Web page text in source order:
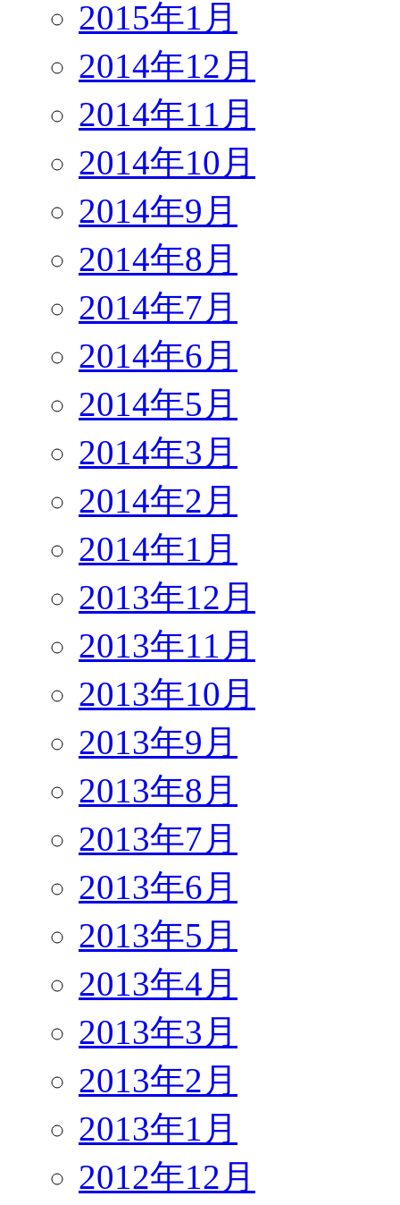
2015年1月
2014年12月
2014年11月
2014年10月
2014年9月
2014年8月
2014年7月
2014年6月
2014年5月
2014年3月
2014年2月
2014年1月
2013年12月
2013年11月
2013年10月
2013年9月
2013年8月
2013年7月
2013年6月
2013年5月
2013年4月
2013年3月
2013年2月
2013年1月
2012年12月